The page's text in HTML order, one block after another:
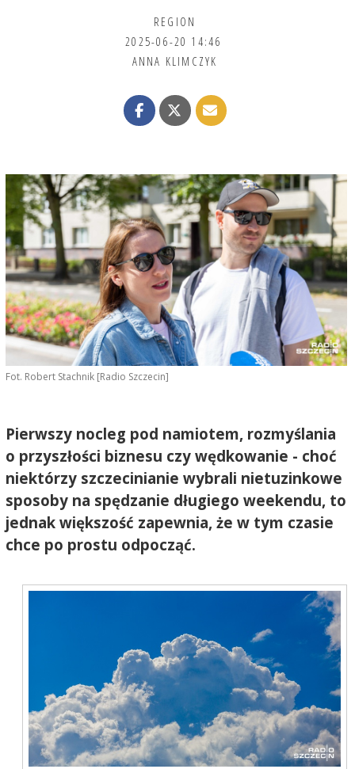
REGION
2025-06-20 14:46
ANNA KLIMCZYK
Fot. Robert Stachnik [Radio Szczecin]
Pierwszy nocleg pod namiotem, rozmyślania
o przyszłości biznesu czy wędkowanie - choć
niektórzy szczecinianie wybrali nietuzinkowe
sposoby na spędzanie długiego weekendu, to
jednak większość zapewnia, że w tym czasie
chce po prostu odpocząć.